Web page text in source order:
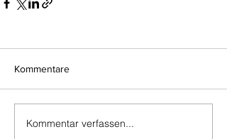
Kommentare
Kommentar verfassen...